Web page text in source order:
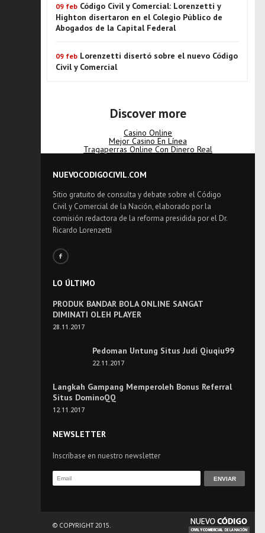
09 feb Código Civil y Comercial: Lorenzetti y
Highton disertaron en el Colegio Público de
Abogados de la Capital Federal
09 feb Lorenzetti disertó sobre el nuevo Código
Civil y Comercial
Discover more
Casino Online
Mejor Casino En Línea
Tragaperras Online Con Dinero Real
NUEVOCODIGOCIVIL.COM
Sitio gratuito de consulta y debate sobre el Código
Civil y Comercial de la Nación, elaborado por la
comisión redactora de la reforma presidida por el Dr.
Ricardo Lorenzetti
LO ÚLTIMO
PRODUK BANDAR BOLA ONLINE SANGAT
DIMINATI OLEH PLAYER
28.11.2017
Pedoman Untung Situs Judi Qiuqiu99
22.11.2017
Langkah Gampang Memperoleh Bonus Referral
Situs DominoQQ
12.11.2017
NEWSLETTER
Inscríbase en nuestro newsletter
© COPYRIGHT 2015.